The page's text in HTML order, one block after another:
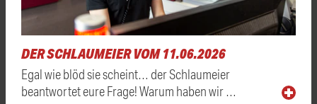
DER SCHLAUMEIER VOM 11.06.2026
Egal wie blöd sie scheint… der Schlaumeier
beantwortet eure Frage! Warum haben wir …